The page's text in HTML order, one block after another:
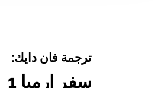
ترجمة فان دايك:
سفر إرميا 1